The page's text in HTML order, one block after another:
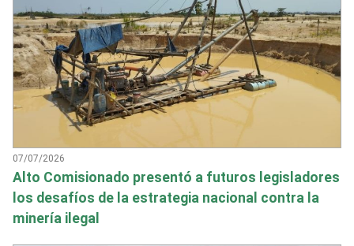
07/07/2026
Alto Comisionado presentó a futuros legisladores
los desafíos de la estrategia nacional contra la
minería ilegal